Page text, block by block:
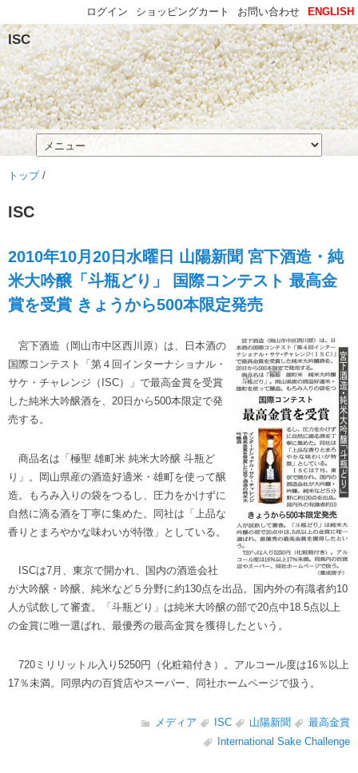
ISC
トップ/
ISC
2010年10月20日水曜日 山陽新聞 宮下酒造・純
米大吟醸「斗瓶どり」 国際コンテスト 最高金
賞を受賞 きょうから500本限定発売
宮下酒造（岡山市中区西川原）は、日本酒の
国際コンテスト「第４回インターナショナル・
サケ・チャレンジ（ISC）」で最高金賞を受賞
した純米大吟醸酒を、20日から500本限定で発
売する。
商品名は「極聖 雄町米 純米大吟醸 斗瓶ど
り」。岡山県産の酒造好適米・雄町を使って醸
造。もろみ入りの袋をつるし、圧力をかけずに
自然に滴る酒を丁寧に集めた。同社は「上品な
香りとまろやかな味わいが特徴」としている。
ISCは7月、東京で開かれ、国内の酒造会社
が大吟醸・吟醸、純米など５分野に約130点を出品。国内外の有識者約10
人が試飲して審査。「斗瓶どり」は純米大吟醸の部で20点中18.5点以上
の金賞に唯一選ばれ、最優秀の最高金賞を獲得したという。
720ミリリットル入り5250円（化粧箱付き）。アルコール度は16％以上
17％未満。同県内の百貨店やスーパー、同社ホームページで扱う。
メディア ISC 山陽新聞
最高金賞
International Sake Challenge
ENGLISH
お問い合わせ
ショッピングカート
ログイン